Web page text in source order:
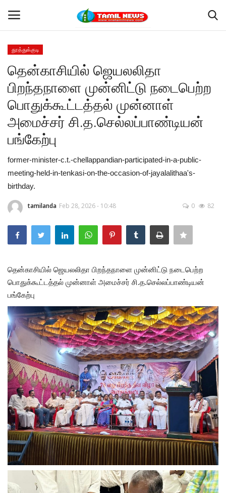
Home
தூத்துக்குடி
Contact
தமிழ்நாடு
இந்தியா
அரசியல்
தூத்துக்குடி
தென்காசியில் ஜெயலலிதா
பிறந்தநாளை முன்னிட்டு நடைபெற்ற
பொதுக்கூட்டத்தல் முன்னாள்
அமைச்சர் சி.த.செல்லப்பாண்டியன்
பங்கேற்பு
former-minister-c.t.-chellappandian-participated-in-a-public-
meeting-held-in-tenkasi-on-the-occasion-of-jayalalithaa's-
birthday.
tamilanda Feb 28, 2026 - 10:48 0 82
தென்காசியில் ஜெயலலிதா பிறந்தநாளை முன்னிட்டு நடைபெற்ற
பொதுக்கூட்டத்தல் முன்னாள் அமைச்சர் சி.த.செல்லப்பாண்டியன்
பங்கேற்பு